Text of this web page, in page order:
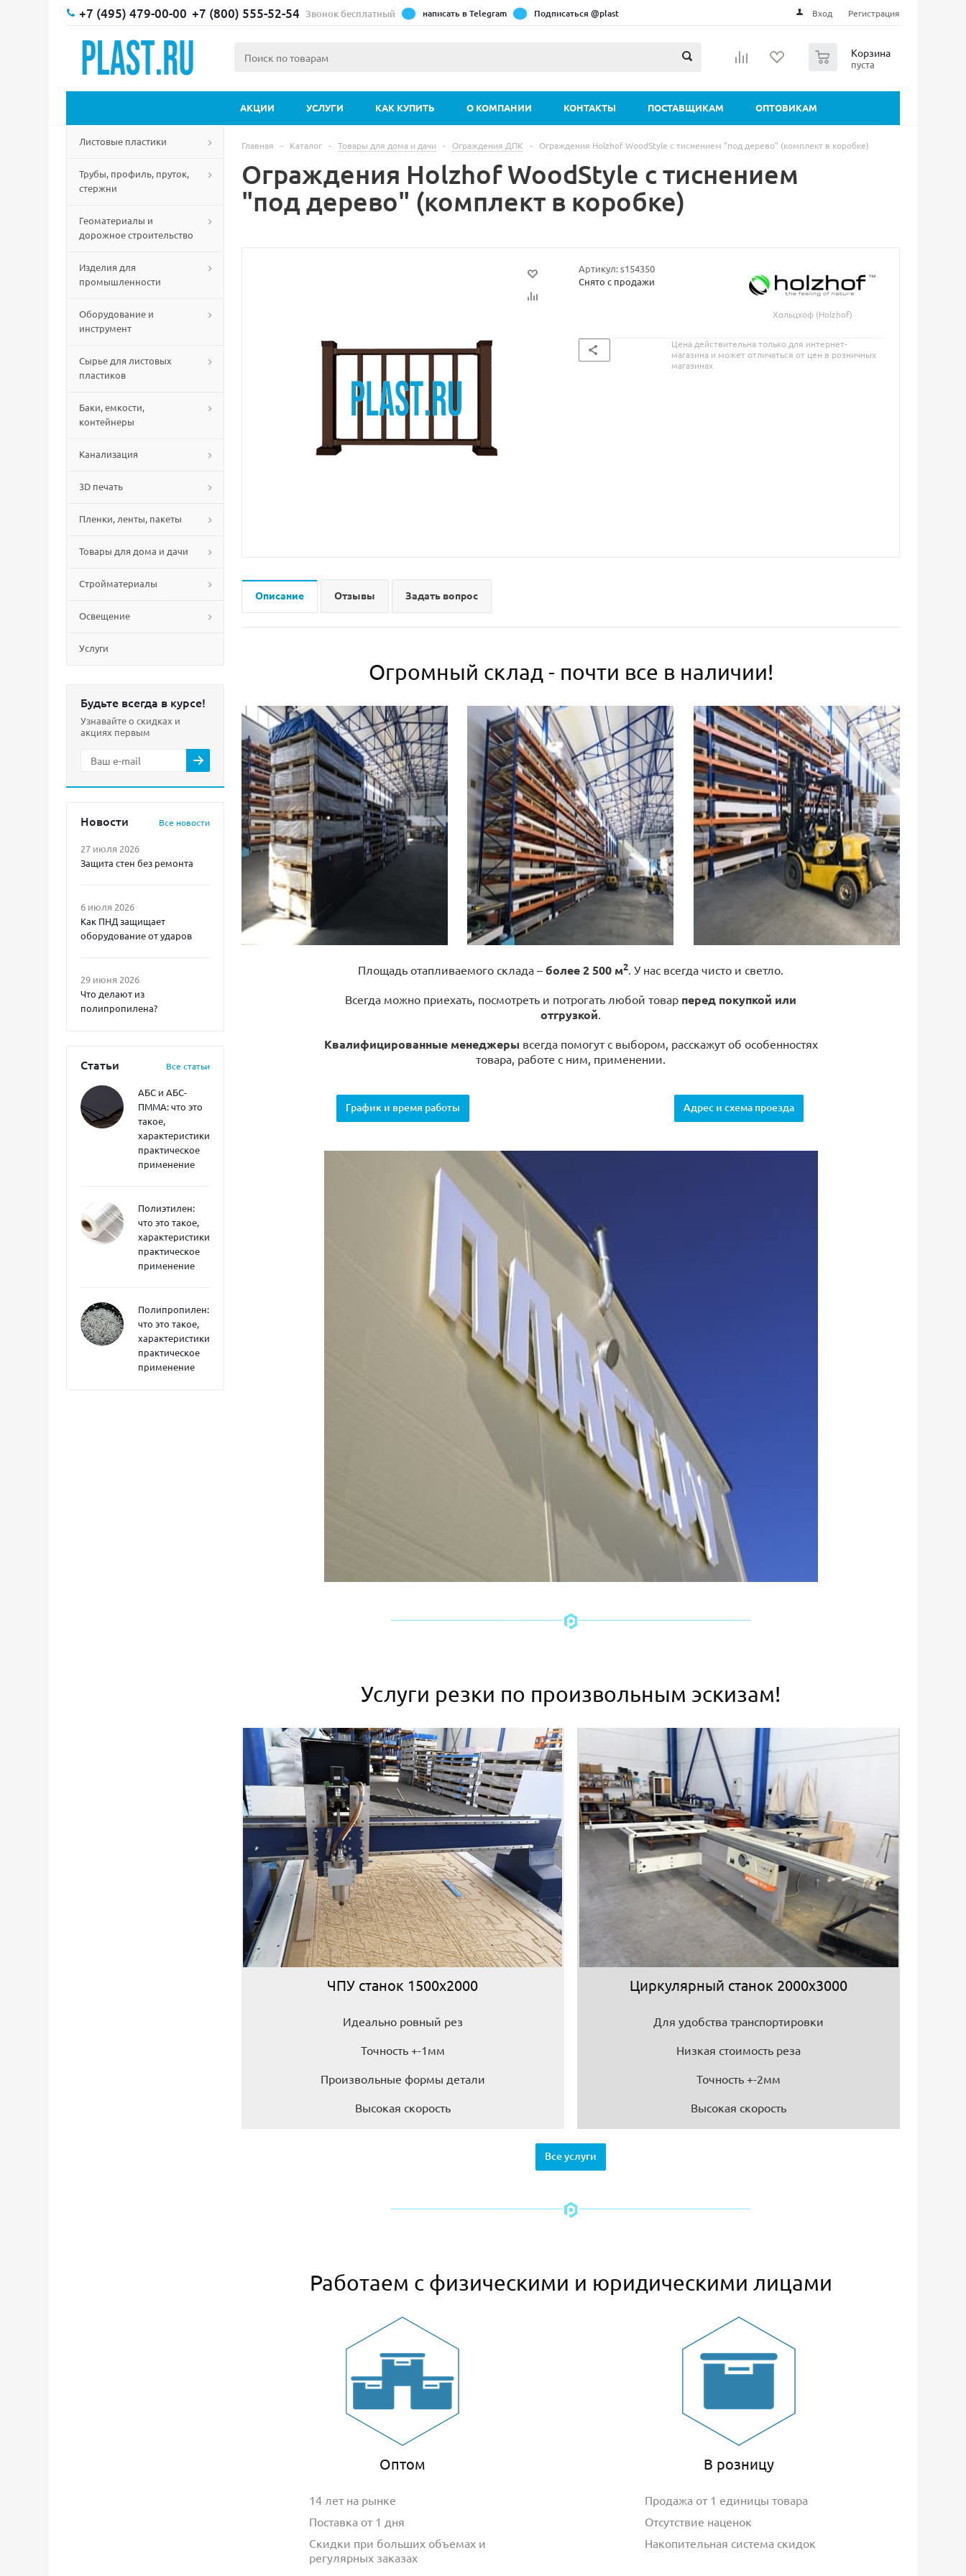
+7 (495) 479-00-00 +7 (800) 555-52-54 Звонок бесплатный написать в Telegram Подписаться @plast Вход Регистрация
Корзина
пуста
АКЦИИ УСЛУГИ КАК КУПИТЬ О КОМПАНИИ КОНТАКТЫ ПОСТАВЩИКАМ ОПТОВИКАМ
Листовые пластики
Трубы, профиль, пруток,
стержни
Геоматериалы и
дорожное строительство
Изделия для
промышленности
Оборудование и
инструмент
Сырье для листовых
пластиков
Баки, емкости,
контейнеры
Канализация
3D печать
Пленки, ленты, пакеты
Товары для дома и дачи
Стройматериалы
Освещение
Услуги
Будьте всегда в курсе!
Узнавайте о скидках и
акциях первым
Новости Все новости
27 июля 2026
Защита стен без ремонта
6 июля 2026
Как ПНД защищает
оборудование от ударов
29 июня 2026
Что делают из
полипропилена?
Статьи Все статьи
АБС и АБС-
ПММА: что это
такое,
характеристики,
практическое
применение
Полиэтилен:
что это такое,
характеристики,
практическое
применение
Полипропилен:
что это такое,
характеристики,
практическое
применение
Главная - Каталог - Товары для дома и дачи - Ограждения ДПК - Ограждения Holzhof WoodStyle с тиснением "под дерево" (комплект в коробке)
Ограждения Holzhof WoodStyle с тиснением
"под дерево" (комплект в коробке)
Артикул:s154350
Снято с продажи
Хольцхоф (Holzhof)
Цена действительна только для интернет-
магазина и может отличаться от цен в розничных
магазинах
Описание Отзывы Задать вопрос
Огромный склад - почти все в наличии!
Площадь отапливаемого склада – более 2 500 м2. У нас всегда чисто и светло.
Всегда можно приехать, посмотреть и потрогать любой товар перед покупкой или
отгрузкой.
Квалифицированные менеджеры всегда помогут с выбором, расскажут об особенностях
товара, работе с ним, применении.
График и время работы Адрес и схема проезда
Услуги резки по произвольным эскизам!
ЧПУ станок 1500х2000
Идеально ровный рез
Точность +-1мм
Произвольные формы детали
Высокая скорость
Циркулярный станок 2000х3000
Для удобства транспортировки
Низкая стоимость реза
Точность +-2мм
Высокая скорость
Все услуги
Работаем с физическими и юридическими лицами
Оптом
14 лет на рынке
Поставка от 1 дня
Скидки при больших объемах и
регулярных заказах
В розницу
Продажа от 1 единицы товара
Отсутствие наценок
Накопительная система скидок